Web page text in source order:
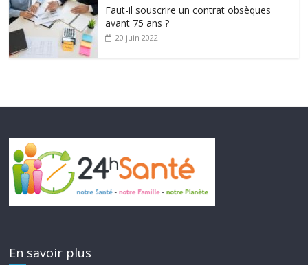
Faut-il souscrire un contrat obsèques
avant 75 ans ?
20 juin 2022
En savoir plus